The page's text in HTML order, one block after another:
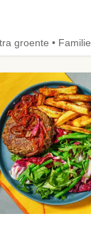
groente • Familie